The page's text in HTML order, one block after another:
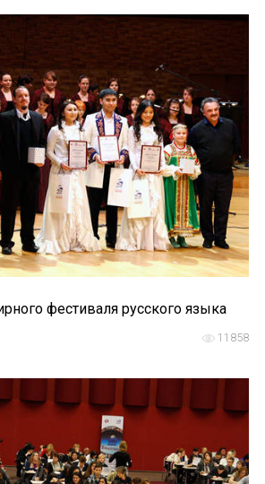
фестиваля русского языка
11858